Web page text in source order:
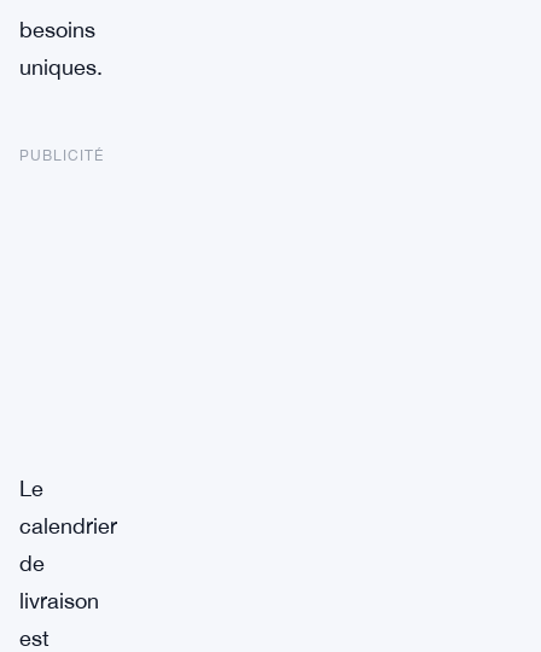
besoins
uniques.
PUBLICITÉ
Le
calendrier
de
livraison
est